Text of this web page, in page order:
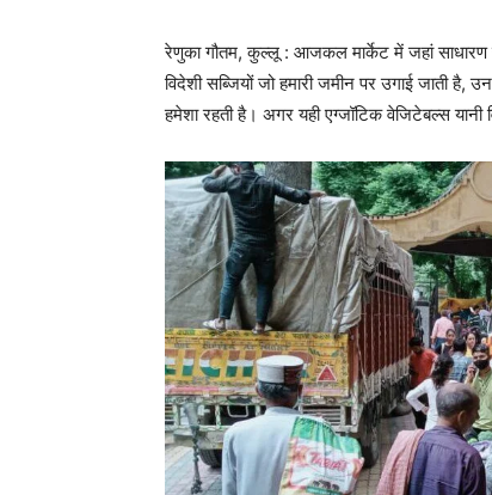
रेणुका गौतम, कुल्लू : आजकल मार्केट में जहां साधारण
विदेशी सब्जियों जो हमारी जमीन पर उगाई जाती
हमेशा रहती है। अगर यही एग्जॉटिक वेजिटेबल्स यानी